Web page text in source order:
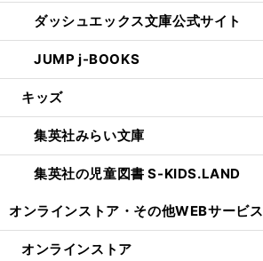
ダッシュエックス文庫公式サイト
JUMP j-BOOKS
キッズ
集英社みらい文庫
集英社の児童図書 S-KIDS.LAND
オンラインストア・ その他WEBサービス
オンラインストア